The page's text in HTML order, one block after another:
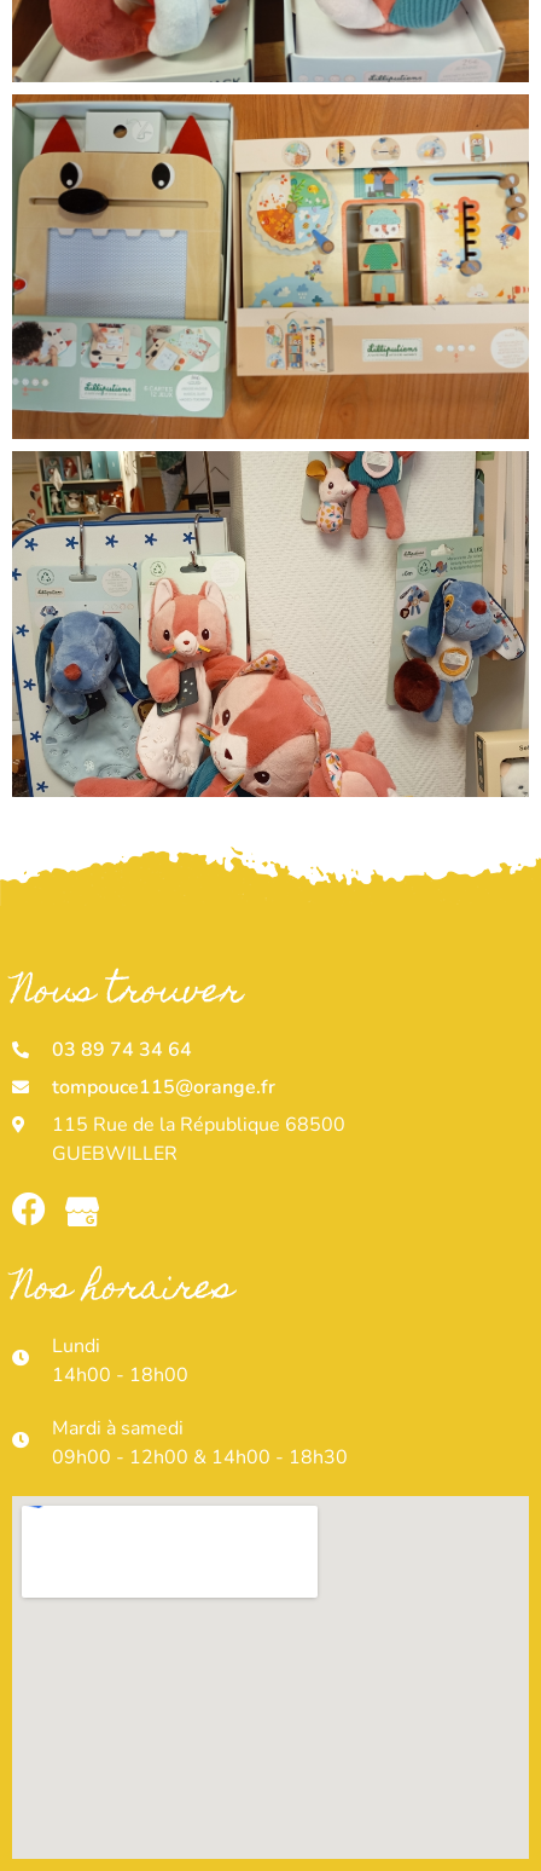
Nous trouver
03 89 74 34 64
tompouce115@orange.fr
115 Rue de la République 68500
GUEBWILLER
Nos horaires
Lundi
14h00 - 18h00
Mardi à samedi
09h00 - 12h00 & 14h00 - 18h30